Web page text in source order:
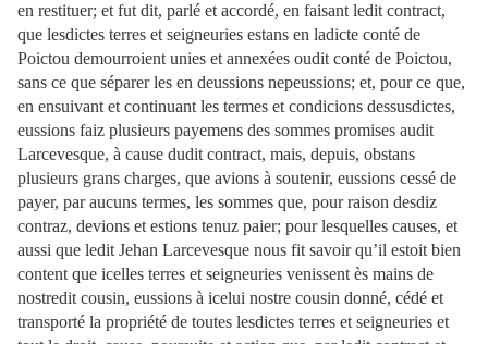
en restituer; et fut dit, parlé et accordé, en faisant ledit contract,
que lesdictes terres et seigneuries estans en ladicte conté de
Poictou demourroient unies et annexées oudit conté de Poictou,
sans ce que séparer les en deussions nepeussions; et, pour ce que,
en ensuivant et continuant les termes et condicions dessusdictes,
eussions faiz plusieurs payemens des sommes promises audit
Larcevesque, à cause dudit contract, mais, depuis, obstans
plusieurs grans charges, que avions à soutenir, eussions cessé de
payer, par aucuns termes, les sommes que, pour raison desdiz
contraz, devions et estions tenuz paier; pour lesquelles causes, et
aussi que ledit Jehan Larcevesque nous fit savoir qu’il estoit bien
content que icelles terres et seigneuries venissent ès mains de
nostredit cousin, eussions à icelui nostre cousin donné, cédé et
transporté la propriété de toutes lesdictes terres et seigneuries et